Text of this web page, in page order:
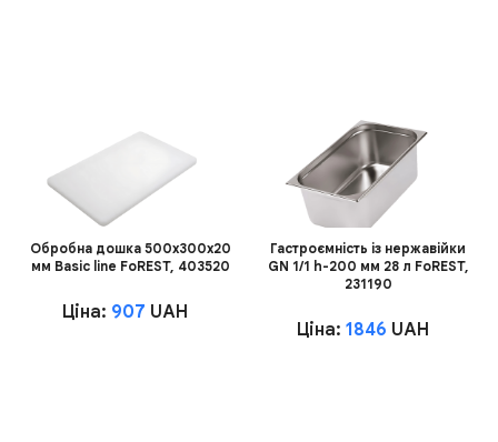
Обробна дошка 500х300х20
мм Basic line FoREST, 403520
Ціна: 907 UAH
Гастроємність із нержавійки
GN 1/1 h-200 мм 28 л FoREST,
231190
Ціна: 1846 UAH